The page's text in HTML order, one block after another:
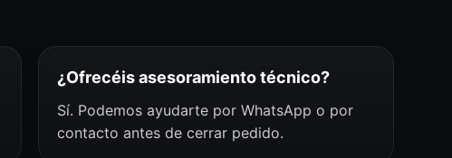
¿Ofrecéis asesoramiento técnico?
Sí. Podemos ayudarte por WhatsApp o por
contacto antes de cerrar pedido.